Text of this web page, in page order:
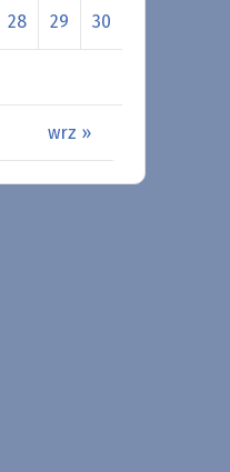
wrz »
28 29 30